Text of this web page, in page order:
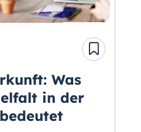
Was
in der